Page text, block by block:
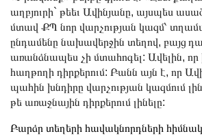
աղբյուրի` թեեւ Ավինյանը, այսպես
մտավ ՔՊ նոր վարչության կազմ՝
ընդամենը նախավերջին տեղով, բայց
առանձնապես չի մտահոգել: Ավելին, որ
հաղթողի դիրքերում: Բանն այն է, որ
պահին խնդիրը վարչության կազմում
թե առաջնային դիրքերում լինելը:
Բարձր տեղերի հավակնորդների